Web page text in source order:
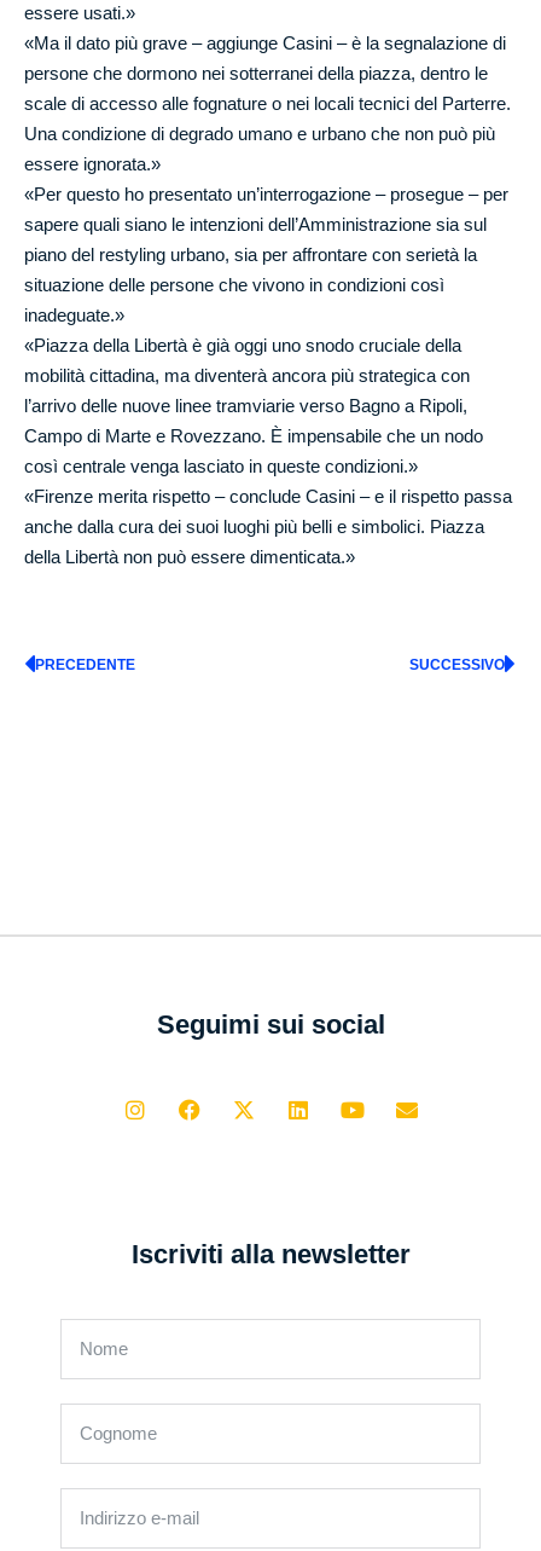
essere usati.»
«Ma il dato più grave – aggiunge Casini – è la segnalazione di
persone che dormono nei sotterranei della piazza, dentro le
scale di accesso alle fognature o nei locali tecnici del Parterre.
Una condizione di degrado umano e urbano che non può più
essere ignorata.»
«Per questo ho presentato un’interrogazione – prosegue – per
sapere quali siano le intenzioni dell’Amministrazione sia sul
piano del restyling urbano, sia per affrontare con serietà la
situazione delle persone che vivono in condizioni così
inadeguate.»
«Piazza della Libertà è già oggi uno snodo cruciale della
mobilità cittadina, ma diventerà ancora più strategica con
l’arrivo delle nuove linee tramviarie verso Bagno a Ripoli,
Campo di Marte e Rovezzano. È impensabile che un nodo
così centrale venga lasciato in queste condizioni.»
«Firenze merita rispetto – conclude Casini – e il rispetto passa
anche dalla cura dei suoi luoghi più belli e simbolici. Piazza
della Libertà non può essere dimenticata.»
PRECEDENTE SUCCESSIVO
Seguimi sui social
Iscriviti alla newsletter